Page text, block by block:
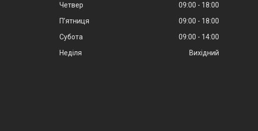
Четвер
09:00
18:00
Пʼятниця
09:00
18:00
Субота
09:00
14:00
Неділя
Вихідний